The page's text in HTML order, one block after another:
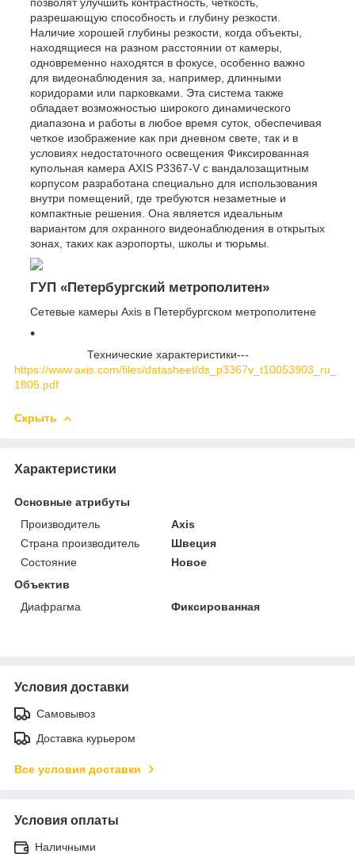
разрешающую способность и глубину резкости.
Наличие хорошей глубины резкости, когда объекты,
находящиеся на разном расстоянии от камеры,
одновременно находятся в фокусе, особенно важно
для видеонаблюдения за, например, длинными
коридорами или парковками. Эта система также
обладает возможностью широкого динамического
диапазона и работы в любое время суток, обеспечивая
четкое изображение как при дневном свете, так и в
условиях недостаточного освещения Фиксированная
купольная камера AXIS P3367-V с вандалозащитным
корпусом разработана специально для использования
внутри помещений, где требуются незаметные и
компактные решения. Она является идеальным
вариантом для охранного видеонаблюдения в открытых
зонах, таких как аэропорты, школы и тюрьмы.
ГУП «Петербургский метрополитен»
Сетевые камеры Axis в Петербургском метрополитене
Технические характеристики---
https://www.axis.com/files/datasheet/ds_p3367v_t10053903_ru_
1805.pdf
Скрыть
Характеристики
Основные атрибуты
Производитель
Axis
Страна производитель
Швеция
Состояние
Новое
Объектив
Диафрагма
Фиксированная
Условия доставки
Самовывоз
Доставка курьером
Все условия доставки
Условия оплаты
Наличными